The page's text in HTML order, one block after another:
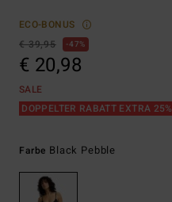
ECO-BONUS
€ 39,95
47%
€ 20,98
SALE
DOPPELTER RABATT EXTRA 25%
Farbe Black Pebble